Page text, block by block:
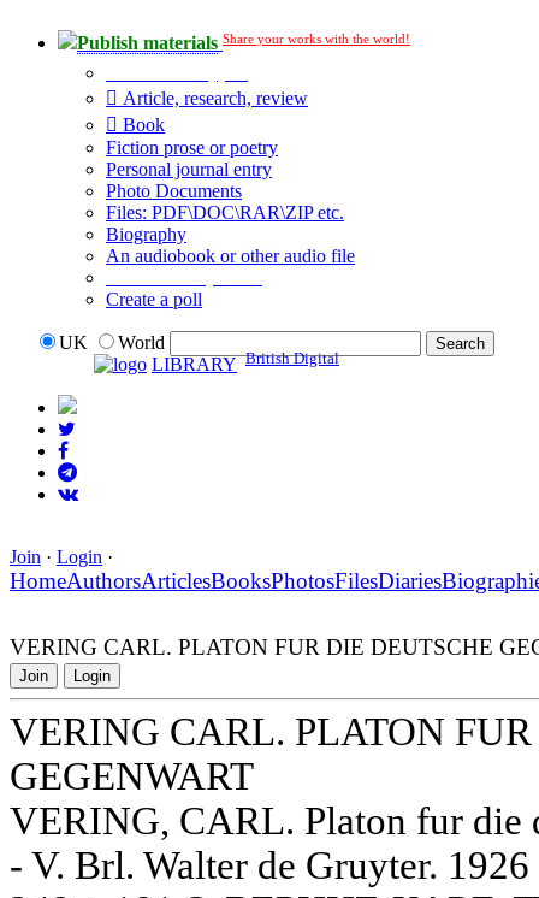
Publish materials Share your works with the world!
Article, research, review
Book
Fiction prose or poetry
Personal journal entry
Photo Documents
Files: PDF\DOC\RAR\ZIP etc.
Biography
An audiobook or other audio file
Create a poll
UK
World
LIBRARY British Digital
Join · Login ·
HomeAuthorsArticlesBooksPhotosFilesDiaries
VERING CARL. PLATON FUR DIE DEUTSCHE
Join Login
VERING CARL. PLATON
GEGENWART
VERING, CARL. Platon fur die
- V. Brl. Walter de Gruyter.